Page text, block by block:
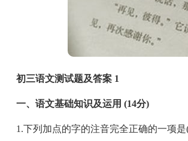
初三语文测试题及答案 1
一、语文基础知识及运用 (14分)
1.下列加点的字的注音完全正确的一项是